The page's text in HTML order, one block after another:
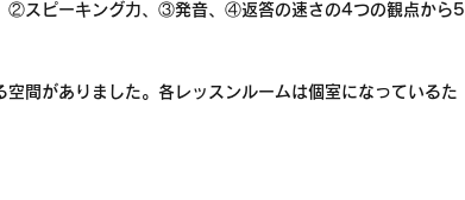
②スピーキング力、③発音、④返答の速さの4つの観点から5
間がありました。各レッスンルームは個室になっているた